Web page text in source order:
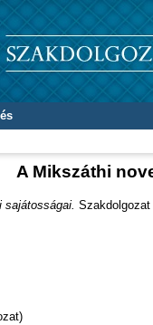
A Mikszáthi